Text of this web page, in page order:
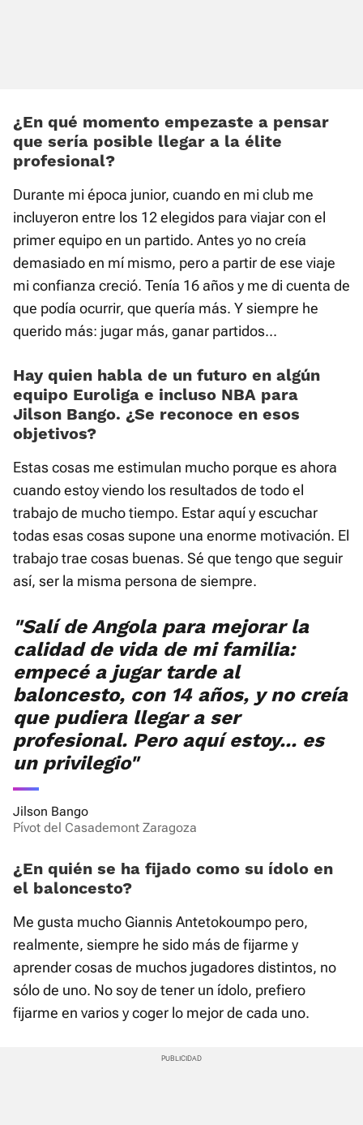
¿En qué momento empezaste a pensar
que sería posible llegar a la élite
profesional?
Durante mi época junior, cuando en mi club me
incluyeron entre los 12 elegidos para viajar con el
primer equipo en un partido. Antes yo no creía
demasiado en mí mismo, pero a partir de ese viaje
mi confianza creció. Tenía 16 años y me di cuenta de
que podía ocurrir, que quería más. Y siempre he
querido más: jugar más, ganar partidos...
Hay quien habla de un futuro en algún
equipo Euroliga e incluso NBA para
Jilson Bango. ¿Se reconoce en esos
objetivos?
Estas cosas me estimulan mucho porque es ahora
cuando estoy viendo los resultados de todo el
trabajo de mucho tiempo. Estar aquí y escuchar
todas esas cosas supone una enorme motivación. El
trabajo trae cosas buenas. Sé que tengo que seguir
así, ser la misma persona de siempre.
"Salí de Angola para mejorar la
calidad de vida de mi familia:
empecé a jugar tarde al
baloncesto, con 14 años, y no creía
que pudiera llegar a ser
profesional. Pero aquí estoy... es
un privilegio"
Jilson Bango
Pívot del Casademont Zaragoza
¿En quién se ha fijado como su ídolo en
el baloncesto?
Me gusta mucho Giannis Antetokoumpo pero,
realmente, siempre he sido más de fijarme y
aprender cosas de muchos jugadores distintos, no
sólo de uno. No soy de tener un ídolo, prefiero
fijarme en varios y coger lo mejor de cada uno.